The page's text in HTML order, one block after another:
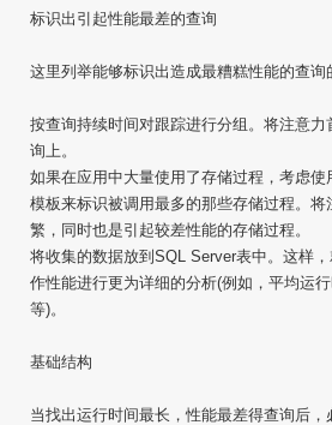
标识出引起性能最差的查询
这里列举能够标识出造成最糟糕性能的查询
按查询持续时间对跟踪进行分组。将注意力
询上。
如果在应用中大量使用了存储过程，考虑
模板来标识被调用最多的那些存储过程。
繁，同时也是引起较差性能的存储过程。
将收集的数据放到SQL Server表中。这样
作性能进行更为详细的分析(例如，平均运
等)。
基础结构
当找出运行时间最长，性能最差得查询后